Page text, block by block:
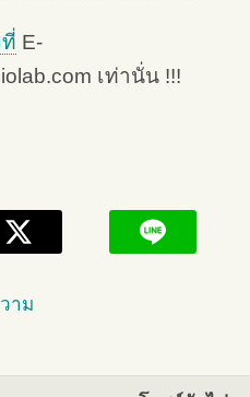
E-
เท่านั่น !!!
าม